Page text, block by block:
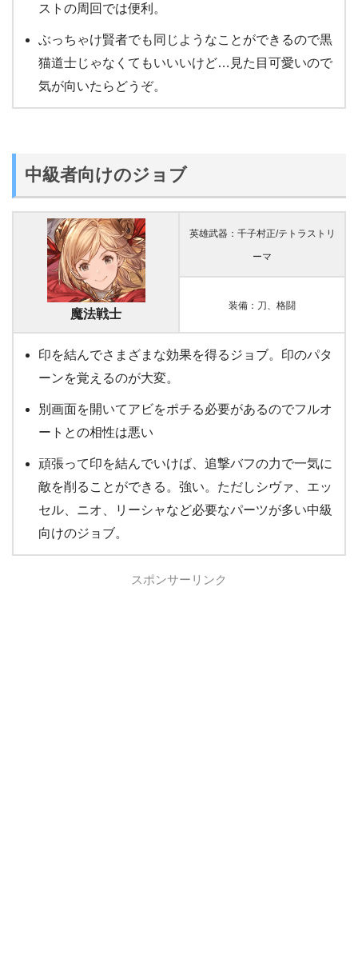
ストの周回では便利。
ぶっちゃけ賢者でも同じようなことができるので黒
猫道士じゃなくてもいいいけど…見た目可愛いので
気が向いたらどうぞ。
中級者向けのジョブ
魔法戦士
英雄武器：千子村正/テトラストリ
ーマ
装備：刀、格闘
印を結んでさまざまな効果を得るジョブ。印のパタ
ーンを覚えるのが大変。
別画面を開いてアビをポチる必要があるのでフルオ
ートとの相性は悪い
頑張って印を結んでいけば、追撃バフの力で一気に
敵を削ることができる。強い。ただしシヴァ、エッ
セル、ニオ、リーシャなど必要なパーツが多い中級
向けのジョブ。
スポンサーリンク